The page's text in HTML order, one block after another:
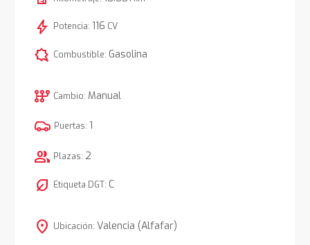
bolt Potencia: 116 CV
comic_bubble Combustible: Gasolina
auto_transmission Cambio: Manual
Puertas: 1
group Plazas: 2
nest_eco_leaf Etiqueta DGT: C
location_on Ubicación: Valencia (Alfafar)